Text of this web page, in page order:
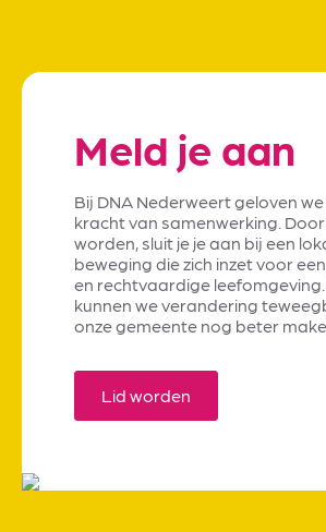
Meld je aan
Bij DNA Nederweert geloven
kracht van samenwerking.
worden, sluit je je aan bij een
beweging die zich inzet voor
en rechtvaardige
kunnen we verandering
onze gemeente nog beter
Lid worden